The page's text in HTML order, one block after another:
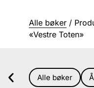
Alle bøker /
«Vestre Toten»
Alle bøker